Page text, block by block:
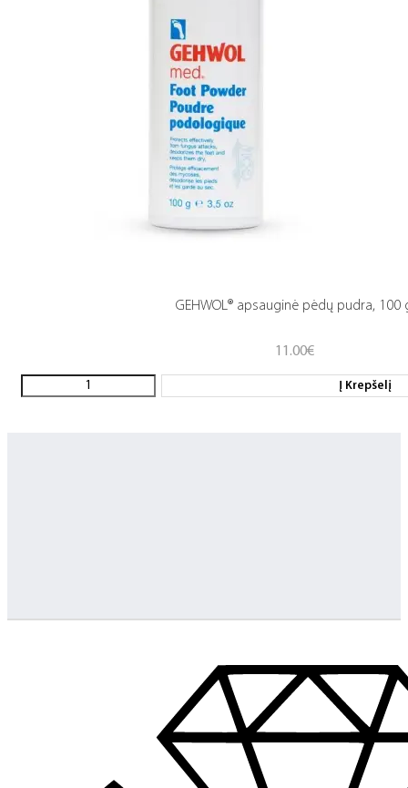
GEHWOL® apsauginė pėdų pudra, 100
11.00€
Į Krepšelį